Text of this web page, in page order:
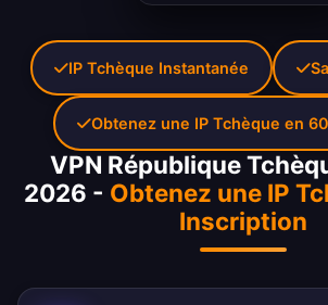
VPN République
2026 - Obtenez une IP
Inscription
IP Tchèque Instantanée
Obtenez une IP Tchèque en